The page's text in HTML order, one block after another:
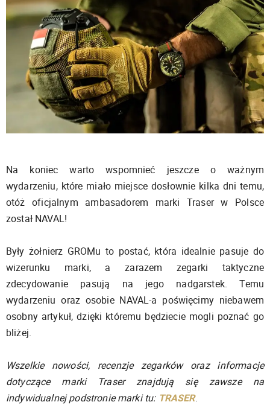
Na koniec warto wspomnieć jeszcze o ważnym
wydarzeniu, które miało miejsce dosłownie kilka dni temu,
otóż oficjalnym ambasadorem marki Traser w Polsce
został NAVAL!
Były żołnierz GROMu to postać, która idealnie pasuje do
wizerunku marki, a zarazem zegarki taktyczne
zdecydowanie pasują na jego nadgarstek. Temu
wydarzeniu oraz osobie NAVAL-a poświęcimy niebawem
osobny artykuł, dzięki któremu będziecie mogli poznać go
bliżej.
Wszelkie nowości, recenzje zegarków oraz informacje
dotyczące marki Traser znajdują się zawsze na
indywidualnej podstronie marki tu: TRASER.